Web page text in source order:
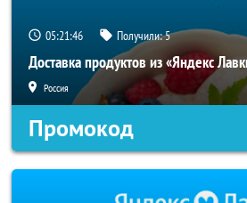
05:21:45 Получили:5
Доставка продуктов из «Яндекс
Россия
Промокод